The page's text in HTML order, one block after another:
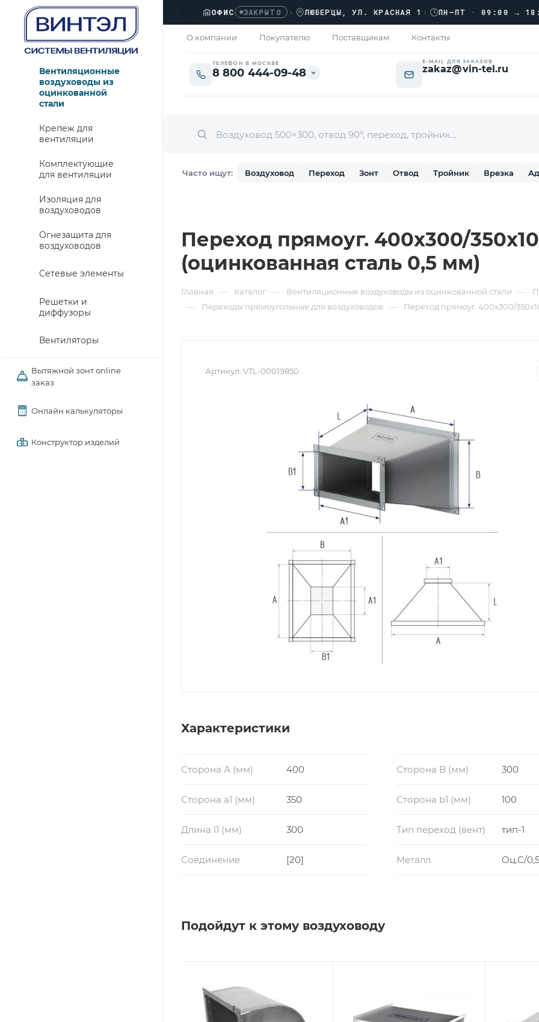
МОСКВА И ОБЛАСТЬ ››› ОФИС ЗАКРЫТО › ЛЮБЕРЦЫ, УЛ. КРАСНАЯ 1› ПН–ПТ · 09:00 → 18:00
О компании Покупателю Поставщикам Контакты
ТЕЛЕФОН В МОСКВЕ
8 800 444-09-48
E-MAIL ДЛЯ ЗАКАЗОВ
zakaz@vin-tel.ru
Часто ищут: Воздуховод Переход Зонт Отвод Тройник Врезка
Вентиляционные
воздуховоды из
оцинкованной
стали
Крепеж для
вентиляции
Комплектующие
для вентиляции
Изоляция для
воздуховодов
Огнезащита для
воздуховодов
Сетевые элементы
Решетки и
диффузоры
Вентиляторы
Вытяжной зонт online
заказ
Онлайн калькуляторы
Конструктор изделий
Переход прямоуг. 400х300/
(оцинкованная сталь 0,5 мм)
Главная — Каталог — Вентиляционные воздуховоды из оцинкованной стали —
— Переходы прямоугольные для воздуховодов — Переход прямоуг. 400х300/
Артикул: VTL-00019850
Характеристики
Сторона А (мм) 400 Сторона B (мм) 300
Сторона a1 (мм) 350 Сторона b1 (мм) 100
Длина l1 (мм) 300 Тип переход (вент) тип-1
Соединение [20] Металл Оц.С/
Подойдут к этому воздуховоду